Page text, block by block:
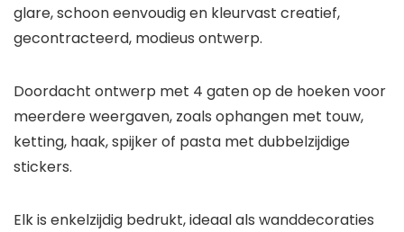
glare, schoon eenvoudig en kleurvast creatief,
gecontracteerd, modieus ontwerp.
Doordacht ontwerp met 4 gaten op de hoeken voor
meerdere weergaven, zoals ophangen met touw,
ketting, haak, spijker of pasta met dubbelzijdige
stickers.
Elk is enkelzijdig bedrukt, ideaal als wanddecoraties